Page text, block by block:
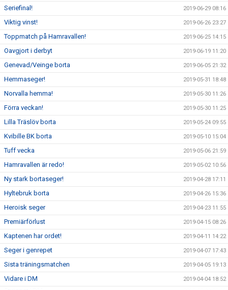
Seriefinal! 2019-06-29 08:16
Viktig vinst! 2019-06-26 23:27
Toppmatch på Hamravallen! 2019-06-25 14:15
Oavgjort i derbyt 2019-06-19 11:20
Genevad/Veinge borta 2019-06-05 21:32
Hemmaseger! 2019-05-31 18:48
Norvalla hemma! 2019-05-30 11:26
Förra veckan! 2019-05-30 11:25
Lilla Träslöv borta 2019-05-24 09:55
Kvibille BK borta 2019-05-10 15:04
Tuff vecka 2019-05-06 21:59
Hamravallen är redo! 2019-05-02 10:56
Ny stark bortaseger! 2019-04-28 17:11
Hyltebruk borta 2019-04-26 15:36
Heroisk seger 2019-04-23 11:55
Premiärförlust 2019-04-15 08:26
Kaptenen har ordet! 2019-04-11 14:22
Seger i genrepet 2019-04-07 17:43
Sista träningsmatchen 2019-04-05 19:13
Vidare i DM 2019-04-04 18:52